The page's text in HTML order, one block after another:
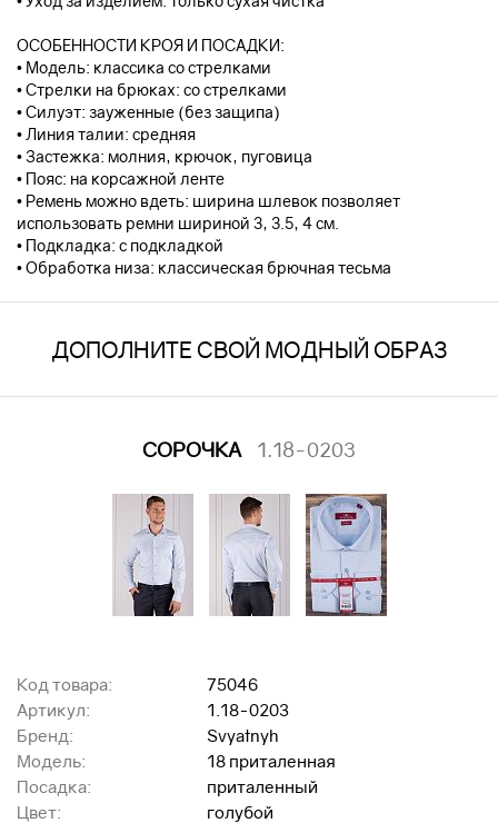
ОСОБЕННОСТИ КРОЯ И ПОСАДКИ:
• Модель: классика со стрелками
• Стрелки на брюках: со стрелками
• Силуэт: зауженные (без защипа)
• Линия талии: средняя
• Застежка: молния, крючок, пуговица
• Пояс: на корсажной ленте
• Ремень можно вдеть: ширина шлевок позволяет
использовать ремни шириной 3, 3.5, 4 см.
• Подкладка: с подкладкой
• Обработка низа: классическая брючная тесьма
ДОПОЛНИТЕ СВОЙ МОДНЫЙ ОБРАЗ
СОРОЧКА 1.18-0203
Код товара:
75046
Артикул:
1.18-0203
Бренд:
Svyatnyh
Модель:
18 приталенная
Посадка:
приталенный
Цвет:
голубой